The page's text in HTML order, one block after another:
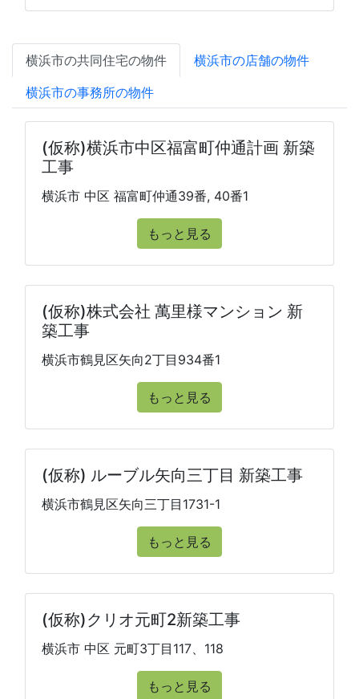
横浜市の共同住宅の物件
横浜市の店舗の物件
横浜市の事務所の物件
(仮称)横浜市中区福富町仲通計画 新築
工事
横浜市 中区 福富町仲通39番, 40番1
もっと見る
(仮称)株式会社 萬里様マンション 新
築工事
横浜市鶴見区矢向2丁目934番1
もっと見る
(仮称) ルーブル矢向三丁目 新築工事
横浜市鶴見区矢向三丁目1731-1
もっと見る
(仮称)クリオ元町2新築工事
横浜市 中区 元町3丁目117、118
もっと見る